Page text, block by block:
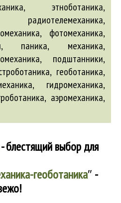
этноботаника,
радиотелемеханика,
фотомеханика,
, паника, механика,
, подштанники,
, геоботаника,
, гидромеханика,
, аэромеханика,
блестящий выбор для
геоботаника″ -